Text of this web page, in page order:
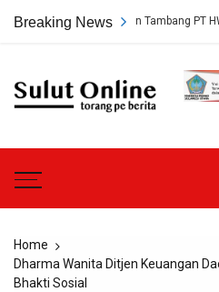
Breaking News
Persetujuan Tambang PT HWR Tak
Sulut
Home
Dharma Wanita Ditjen Keuangan
Bhakti Sosial